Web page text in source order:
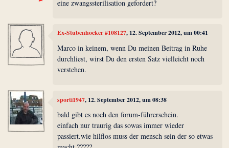
eine zwangssterilisation gefordert?
Ex-Stubenhocker #108127, 12. September 2012, um 00:41
Marco in keinem, wenn Du meinen Beitrag in Ruhe
durchliest, wirst Du den ersten Satz vielleicht noch
verstehen.
sporti1947, 12. September 2012, um 08:38
bald gibt es noch den forum-führerschein.
einfach nur traurig das sowas immer wieder
passiert.wie hilflos muss der mensch sein der so etwas